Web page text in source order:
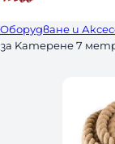
и
Kатерене 7